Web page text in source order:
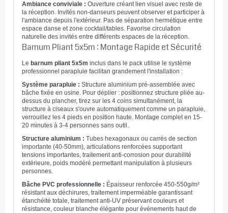
Ambiance conviviale : Ouverture créant lien visuel avec reste de
la réception. Invités non-danseurs peuvent observer et participer à
l'ambiance depuis l'extérieur. Pas de séparation hermétique entre
espace danse et zone cocktail/tables. Favorise circulation
naturelle des invités entre différents espaces de la réception.
Barnum Pliant 5x5m : Montage Rapide et Sécurité
Le barnum pliant 5x5m inclus dans le pack utilise le système
professionnel parapluie facilitan grandement l'installation :
Système parapluie : Structure aluminium pré-assemblée avec
bâche fixée en usine. Pour déplier : positionnez structure pliée au-
dessus du plancher, tirez sur les 4 coins simultanément, la
structure à ciseaux s'ouvre automatiquement comme un parapluie,
verrouillez les 4 pieds en position haute. Montage complet en 15-
20 minutes à 3-4 personnes sans outil.
Structure aluminium : Tubes hexagonaux ou carrés de section
importante (40-50mm), articulations renforcées supportant
tensions importantes, traitement anti-corrosion pour durabilité
extérieure, poids modéré permettant manipulation à plusieurs
personnes.
Bâche PVC professionnelle : Épaisseur renforcée 450-550g/m²
résistant aux déchirures, traitement imperméable garantissant
étanchéité totale, traitement anti-UV préservant couleurs et
résistance, couleur blanche élégante pour événements haut de